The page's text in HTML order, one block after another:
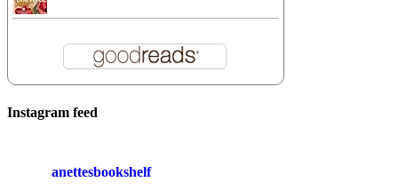
Instagram feed
anettesbookshelf